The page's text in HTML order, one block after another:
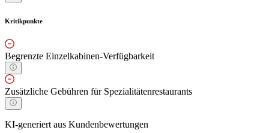
Kritikpunkte
Begrenzte Einzelkabinen-Verfügbarkeit
Zusätzliche Gebühren für Spezialitätenrestaurants
KI-generiert aus Kundenbewertungen